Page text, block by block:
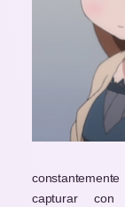
capturar